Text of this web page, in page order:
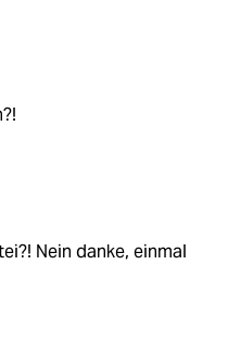
Nein danke, einmal